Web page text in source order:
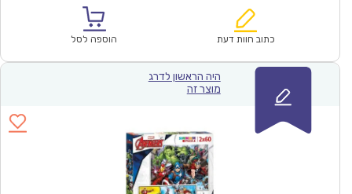
₪363.00.
הוא:
כתוב חוות דעת הוספה לסל
היה הראשון לדרג
מוצר זה